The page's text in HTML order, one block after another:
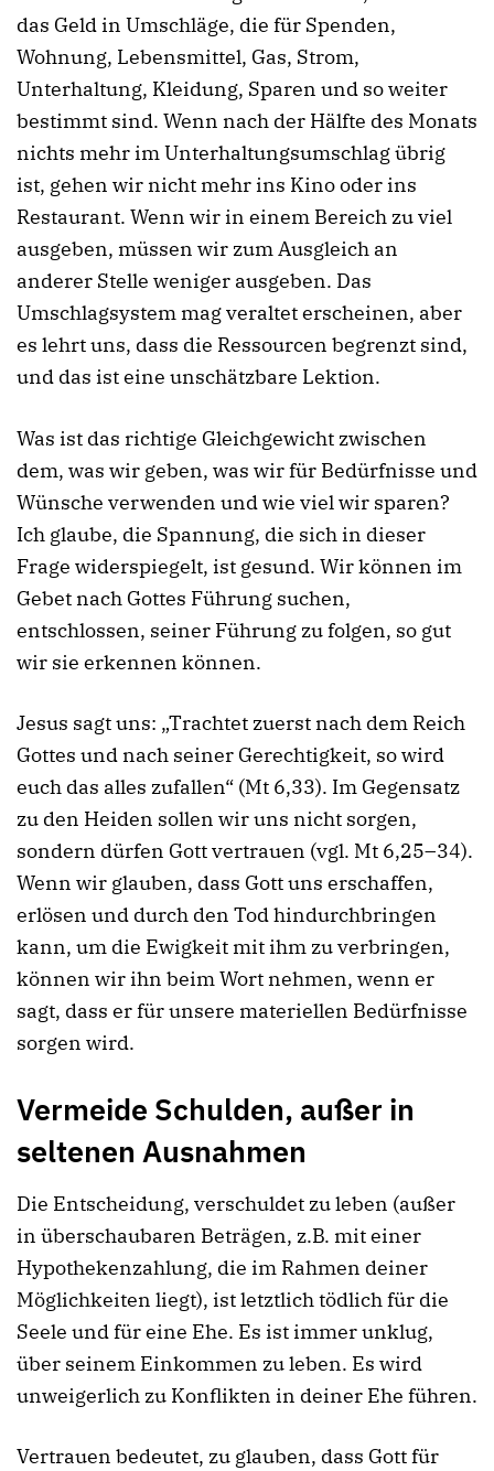
das Geld in Umschläge, die für Spenden,
Wohnung, Lebensmittel, Gas, Strom,
Unterhaltung, Kleidung, Sparen und so weiter
bestimmt sind. Wenn nach der Hälfte des Monats
nichts mehr im Unterhaltungsumschlag übrig
ist, gehen wir nicht mehr ins Kino oder ins
Restaurant. Wenn wir in einem Bereich zu viel
ausgeben, müssen wir zum Ausgleich an
anderer Stelle weniger ausgeben. Das
Umschlagsystem mag veraltet erscheinen, aber
es lehrt uns, dass die Ressourcen begrenzt sind,
und das ist eine unschätzbare Lektion.
Was ist das richtige Gleichgewicht zwischen
dem, was wir geben, was wir für Bedürfnisse und
Wünsche verwenden und wie viel wir sparen?
Ich glaube, die Spannung, die sich in dieser
Frage widerspiegelt, ist gesund. Wir können im
Gebet nach Gottes Führung suchen,
entschlossen, seiner Führung zu folgen, so gut
wir sie erkennen können.
Jesus sagt uns: „Trachtet zuerst nach dem Reich
Gottes und nach seiner Gerechtigkeit, so wird
euch das alles zufallen“ (Mt 6,33). Im Gegensatz
zu den Heiden sollen wir uns nicht sorgen,
sondern dürfen Gott vertrauen (vgl. Mt 6,25–34).
Wenn wir glauben, dass Gott uns erschaffen,
erlösen und durch den Tod hindurchbringen
kann, um die Ewigkeit mit ihm zu verbringen,
können wir ihn beim Wort nehmen, wenn er
sagt, dass er für unsere materiellen Bedürfnisse
sorgen wird.
Vermeide Schulden, außer in
seltenen Ausnahmen
Die Entscheidung, verschuldet zu leben (außer
in überschaubaren Beträgen, z.B. mit einer
Hypothekenzahlung, die im Rahmen deiner
Möglichkeiten liegt), ist letztlich tödlich für die
Seele und für eine Ehe. Es ist immer unklug,
über seinem Einkommen zu leben. Es wird
unweigerlich zu Konflikten in deiner Ehe führen.
Vertrauen bedeutet, zu glauben, dass Gott für